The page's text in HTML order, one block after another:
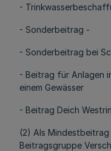
-
- Sonderbeitrag -
- Sonderbeitrag bei
- Beitrag für Anlagen
einem Gewässer
- Beitrag Deich
(2) Als
Beitragsgruppe